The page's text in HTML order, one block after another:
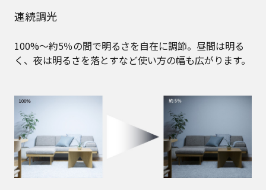
連続調光
100%～約5％の間で明るさを自在に調節。昼間は明る
く、夜は明るさを落とすなど使い方の幅も広がります。